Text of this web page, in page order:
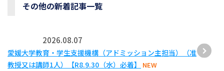
その他の新着記事一覧
2026.08.07
愛媛大学教育・学生支援機構（アドミッション主担当）（准
教授又は講師1人）【R8.9.30（水）必着】
NEW